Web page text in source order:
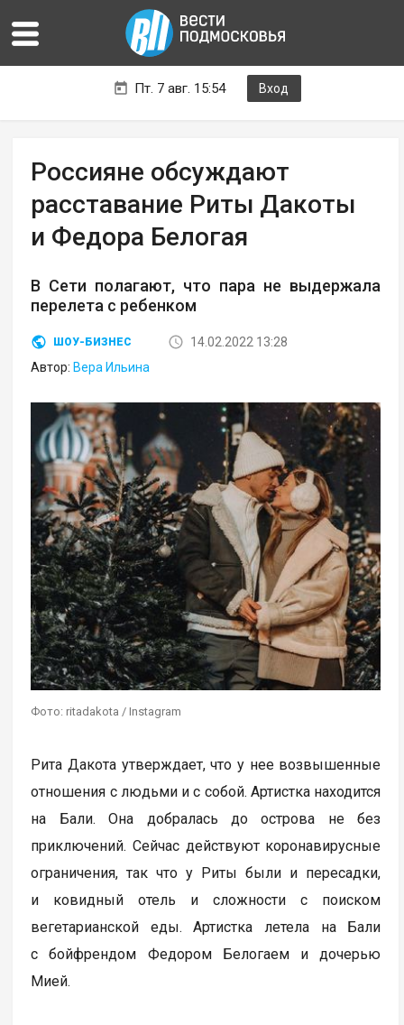
Пт. 7 авг. 15:54 Вход
Россияне обсуждают
расставание Риты Дакоты
и Федора Белогая
В Сети полагают, что пара не выдержала
перелета с ребенком
ШОУ-БИЗНЕС
14.02.2022 13:28
Автор: Вера Ильина
Фото: ritadakota / Instagram
Рита Дакота утверждает, что у нее возвышенные
отношения с людьми и с собой. Артистка находится
на Бали. Она добралась до острова не без
приключений. Сейчас действуют коронавирусные
ограничения, так что у Риты были и пересадки,
и ковидный отель и сложности с поиском
вегетарианской еды. Артистка летела на Бали
с бойфрендом Федором Белогаем и дочерью
Мией.